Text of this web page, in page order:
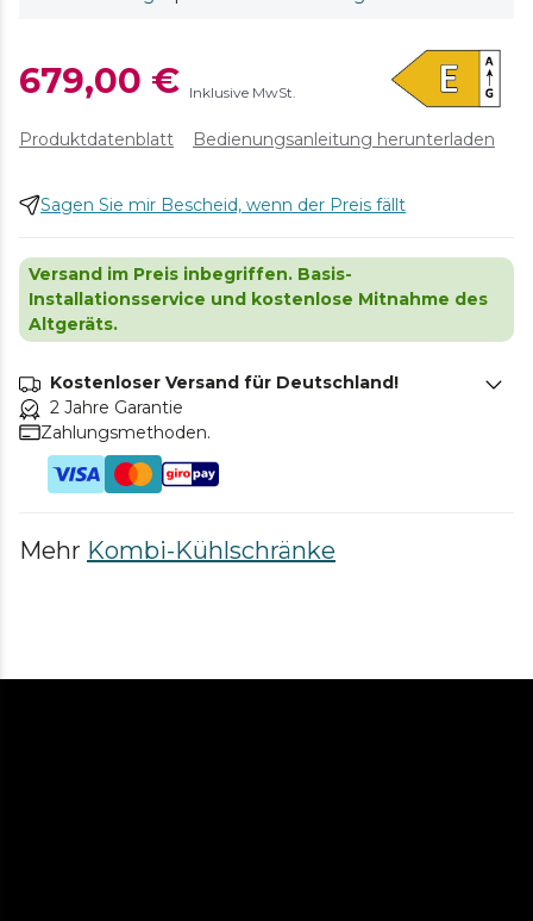
679,00 € Inklusive MwSt.
Produktdatenblatt Bedienungsanleitung herunterladen
Sagen Sie mir Bescheid, wenn der Preis fällt
Versand im Preis inbegriffen. Basis-
Installationsservice und kostenlose Mitnahme des
Altgeräts.
Kostenloser Versand für Deutschland!
2 Jahre Garantie
Zahlungsmethoden.
Mehr Kombi-Kühlschränke